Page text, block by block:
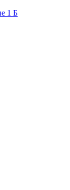
1 Б